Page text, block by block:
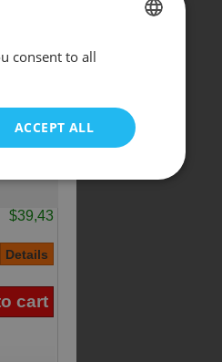
$39,43
consent to all
ACCEPT ALL